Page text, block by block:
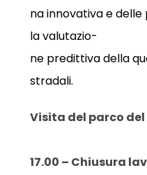
na innovativa e
la valutazio-
ne predittiva della
stradali.
Visita del parco
17.00 – Chiusura